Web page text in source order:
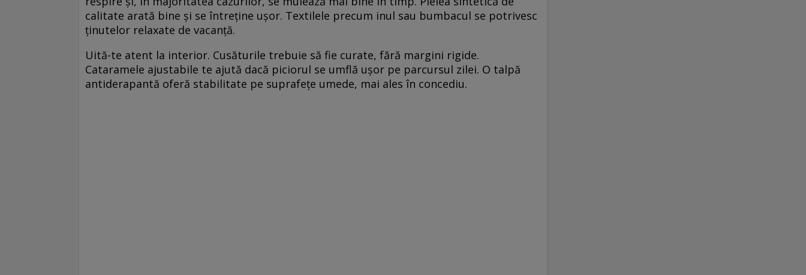
calitate arată bine și se întreține ușor. Textilele precum inul sau bumbacul se potrivesc
ținutelor relaxate de vacanță.
Uită-te atent la interior. Cusăturile trebuie să fie curate, fără margini rigide.
Cataramele ajustabile te ajută dacă piciorul se umflă ușor pe parcursul zilei. O talpă
antiderapantă oferă stabilitate pe suprafețe umede, mai ales în concediu.